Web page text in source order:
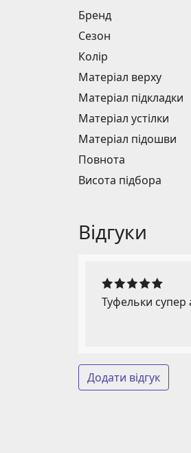
Бренд
Сезон
Колір
Матеріал верху
Матеріал підкладки
Матеріал устілки
Матеріал підошви
Повнота
Висота підбора
Відгуки
Туфельки
Додати відгук